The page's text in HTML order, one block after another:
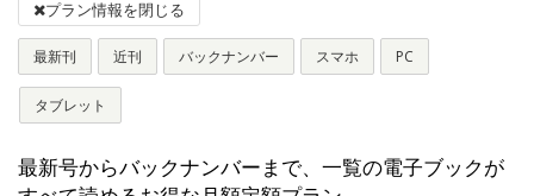
最新刊 近刊 バックナンバー スマホ PC
タブレット
最新号からバックナンバーまで、一覧の電子ブックが